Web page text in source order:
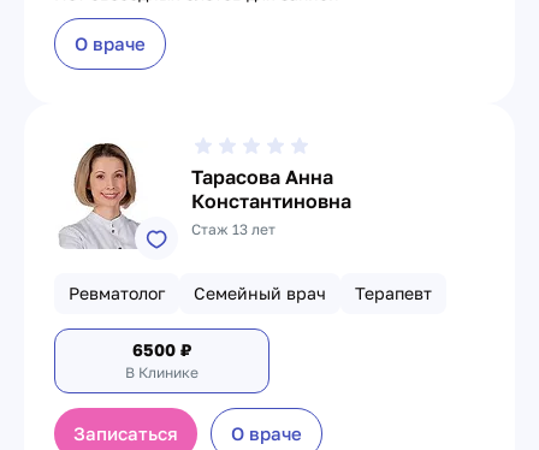
О враче
Тарасова Анна
Константиновна
Стаж 13 лет
Ревматолог Семейный врач Терапевт
6500 ₽
В Клинике
Записаться О враче